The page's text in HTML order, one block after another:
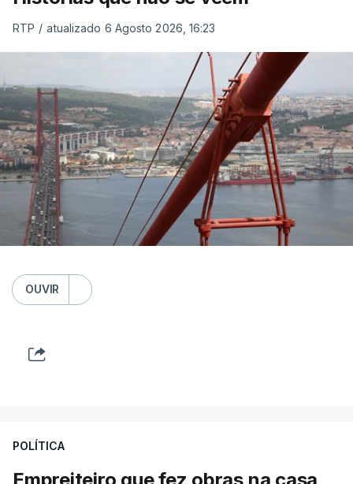
RTP / atualizado 6 Agosto 2026, 16:23
OUVIR
POLÍTICA